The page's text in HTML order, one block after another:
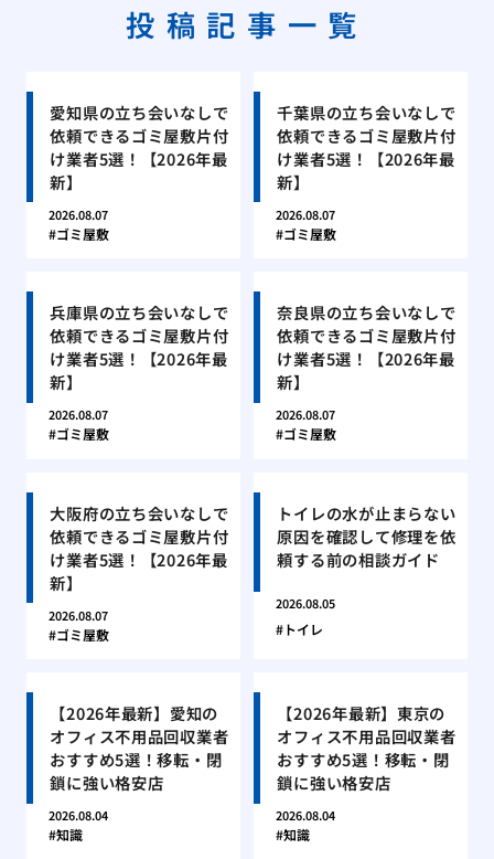
投稿記事一覧
愛知県の立ち会いなしで
依頼できるゴミ屋敷片付
け業者5選！【2026年最
新】
2026.08.07
ゴミ屋敷
千葉県の立ち会いなしで
依頼できるゴミ屋敷片付
け業者5選！【2026年最
新】
2026.08.07
ゴミ屋敷
兵庫県の立ち会いなしで
依頼できるゴミ屋敷片付
け業者5選！【2026年最
新】
2026.08.07
ゴミ屋敷
奈良県の立ち会いなしで
依頼できるゴミ屋敷片付
け業者5選！【2026年最
新】
2026.08.07
ゴミ屋敷
大阪府の立ち会いなしで
依頼できるゴミ屋敷片付
け業者5選！【2026年最
新】
2026.08.07
ゴミ屋敷
トイレの水が止まらない
原因を確認して修理を依
頼する前の相談ガイド
2026.08.05
トイレ
【2026年最新】愛知の
オフィス不用品回収業者
おすすめ5選！移転・閉
鎖に強い格安店
2026.08.04
知識
【2026年最新】東京の
オフィス不用品回収業者
おすすめ5選！移転・閉
鎖に強い格安店
2026.08.04
知識